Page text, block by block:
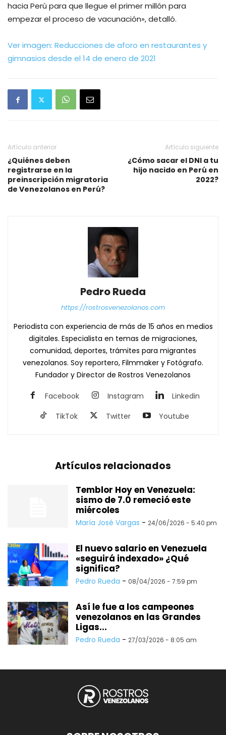
hacia Perú para que llegue el primer millón para
empezar el proceso de vacunación», detalló.
Ver imagen: Reducciones de aforo en restaurantes y
gimnasios desde el 14 de enero de 2021
Artículo anterior
¿Quiénes deben
registrarse en la
preinscripción migratoria
de Venezolanos en Perú?
Artículo siguiente
¿Cómo sacar el DNI a tu
hijo nacido en Perú en
2022?
Pedro Rueda
https://rostrosvenezolanos.com
Periodista con experiencia de más de 15 años en medios
digitales. Especialista en temas de migraciones,
comunidad, deportes, trámites para migrantes
venezolanos. Soy reportero, Filmmaker y Fotógrafo.
Fundador y Director de Rostros Venezolanos
Facebook Instagram
Linkedin
TikTok
Twitter Youtube
Artículos relacionados
Temblor Hoy en Venezuela:
sismo de 7.0 remeció este
miércoles
María José Vargas - 24/06/2026 - 5:40 pm
El nuevo salario en Venezuela
«seguirá indexado» ¿Qué
significa?
Pedro Rueda - 08/04/2026 - 7:59 pm
Así le fue a los campeones
venezolanos en las Grandes
Ligas...
Pedro Rueda - 27/03/2026 - 8:05 am